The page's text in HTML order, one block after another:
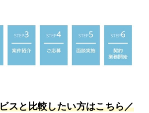
スと比較したい方はこちら／